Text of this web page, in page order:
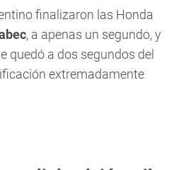
finalizaron las Honda
, a apenas un segundo, y
quedó a dos segundos del
extremadamente